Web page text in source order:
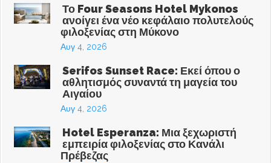
Το Four Seasons Hotel Mykonos
ανοίγει ένα νέο κεφάλαιο πολυτελούς
φιλοξενίας στη Μύκονο
Αυγ 4, 2026
Serifos Sunset Race: Εκεί όπου ο
αθλητισμός συναντά τη μαγεία του
Αιγαίου
Αυγ 4, 2026
Hotel Esperanza: Μια ξεχωριστή
εμπειρία φιλοξενίας στο Κανάλι
Πρέβεζας